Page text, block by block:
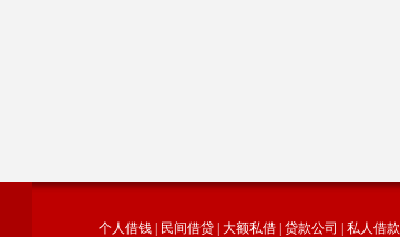
个人借钱 民间借贷 大额私借 贷款公司 私人借款